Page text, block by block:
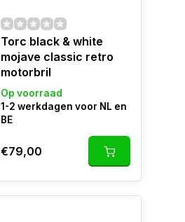
Torc black & white
mojave classic retro
motorbril
Op voorraad
1-2 werkdagen voor NL en
BE
€79,00